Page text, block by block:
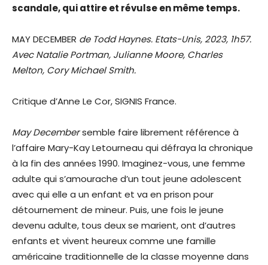
scandale, qui attire et révulse en même temps.
MAY DECEMBER de Todd Haynes. Etats-Unis, 2023, 1h57.
Avec Natalie Portman, Julianne Moore, Charles
Melton, Cory Michael Smith.
Critique d’Anne Le Cor, SIGNIS France.
May Decembersemble faire librement référence à
l’affaire Mary-Kay Letourneau qui défraya la chronique
à la fin des années 1990. Imaginez-vous, une femme
adulte qui s’amourache d’un tout jeune adolescent
avec qui elle a un enfant et va en prison pour
détournement de mineur. Puis, une fois le jeune
devenu adulte, tous deux se marient, ont d’autres
enfants et vivent heureux comme une famille
américaine traditionnelle de la classe moyenne dans